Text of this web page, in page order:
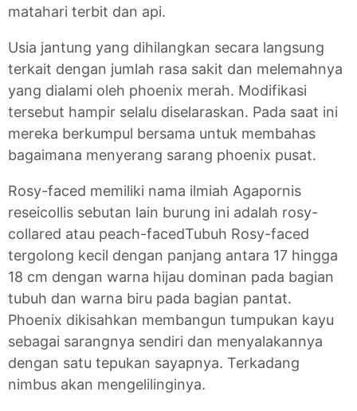
matahari terbit dan api.
Usia jantung yang dihilangkan secara langsung
terkait dengan jumlah rasa sakit dan melemahnya
yang dialami oleh phoenix merah. Modifikasi
tersebut hampir selalu diselaraskan. Pada saat ini
mereka berkumpul bersama untuk membahas
bagaimana menyerang sarang phoenix pusat.
Rosy-faced memiliki nama ilmiah Agapornis
reseicollis sebutan lain burung ini adalah rosy-
collared atau peach-facedTubuh Rosy-faced
tergolong kecil dengan panjang antara 17 hingga
18 cm dengan warna hijau dominan pada bagian
tubuh dan warna biru pada bagian pantat.
Phoenix dikisahkan membangun tumpukan kayu
sebagai sarangnya sendiri dan menyalakannya
dengan satu tepukan sayapnya. Terkadang
nimbus akan mengelilinginya.